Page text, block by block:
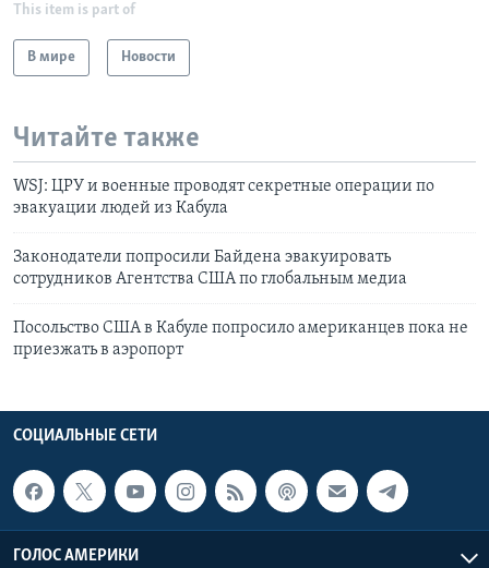
This item is part of
В мире Новости
Читайте также
WSJ: ЦРУ и военные проводят секретные операции по
эвакуации людей из Кабула
Законодатели попросили Байдена эвакуировать
сотрудников Агентства США по глобальным медиа
Посольство США в Кабуле попросило американцев пока не
приезжать в аэропорт
СОЦИАЛЬНЫЕ СЕТИ
ГОЛОС АМЕРИКИ